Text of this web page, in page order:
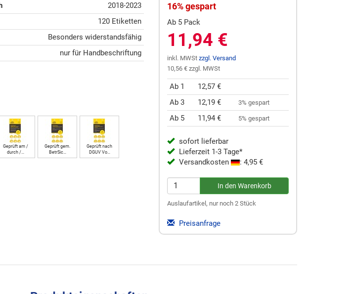
2018-2023
120 Etiketten
Besonders widerstandsfähig
nur für Handbeschriftung
Geprüft am /
durch /…
Geprüft gem.
BetrSic…
Geprüft nach
DGUV Vo…
16% gespart
Ab 5 Pack
11,94 €
inkl. MWSt zzgl. Versand
10,56 € zzgl. MWSt
Ab 1
12,57 €
Ab 3
12,19 € 3% gespart
Ab 5 11,94 € 5% gespart
sofort lieferbar
Lieferzeit 1-3 Tage*
Versandkosten
: 4,95 €
Auslaufartikel, nur noch 2 Stück
Preisanfrage